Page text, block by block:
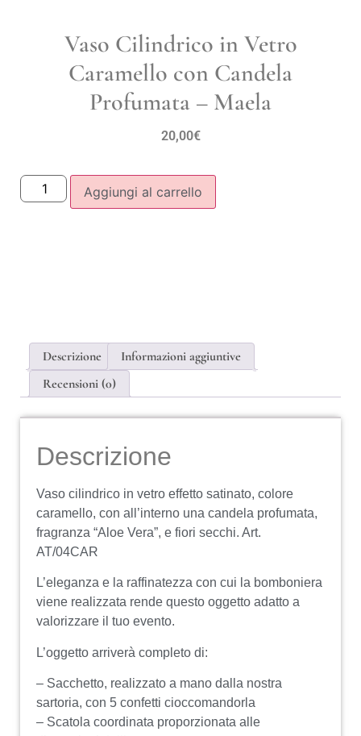
Vaso Cilindrico in Vetro
Caramello con Candela
Profumata – Maela
20,00€
Aggiungi al carrello
Descrizione
Informazioni aggiuntive
Recensioni (0)
Descrizione
Vaso cilindrico in vetro effetto satinato, colore
caramello, con all’interno una candela profumata,
fragranza “Aloe Vera”, e fiori secchi. Art.
AT/04CAR
L’eleganza e la raffinatezza con cui la bomboniera
viene realizzata rende questo oggetto adatto a
valorizzare il tuo evento.
L’oggetto arriverà completo di:
– Sacchetto, realizzato a mano dalla nostra
sartoria, con 5 confetti cioccomandorla
– Scatola coordinata proporzionata alle